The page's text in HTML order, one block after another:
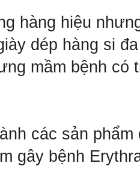
hàng hiệu
dép hàng si
mầm bệnh
các sản
gây bệnh